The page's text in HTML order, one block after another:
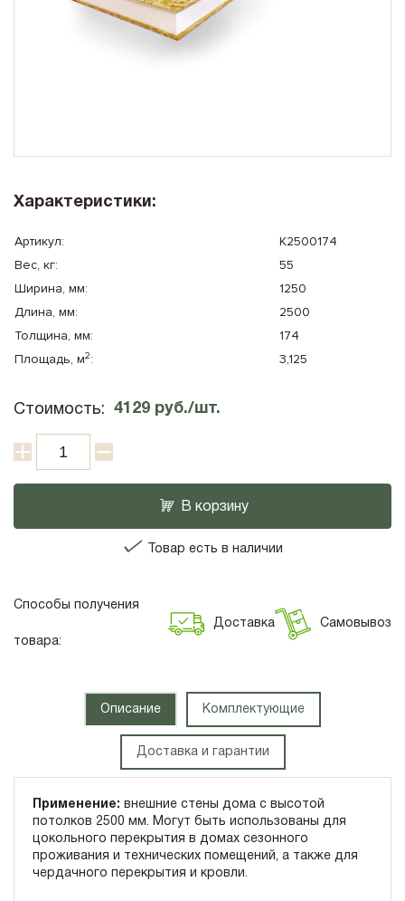
Характеристики:
Артикул:
К2500174
Вес, кг:
55
Ширина, мм:
1250
Длина, мм:
2500
Толщина, мм:
174
Площадь, м2: 3,125
Стоимость: 4129 руб./шт.
В корзину
Товар есть в наличии
Способы получения
товара:
Доставка Самовывоз
Описание Комплектующие
Доставка и гарантии
Применение: внешние стены дома с высотой
потолков 2500 мм. Могут быть использованы для
цокольного перекрытия в домах сезонного
проживания и технических помещений, а также для
чердачного перекрытия и кровли.